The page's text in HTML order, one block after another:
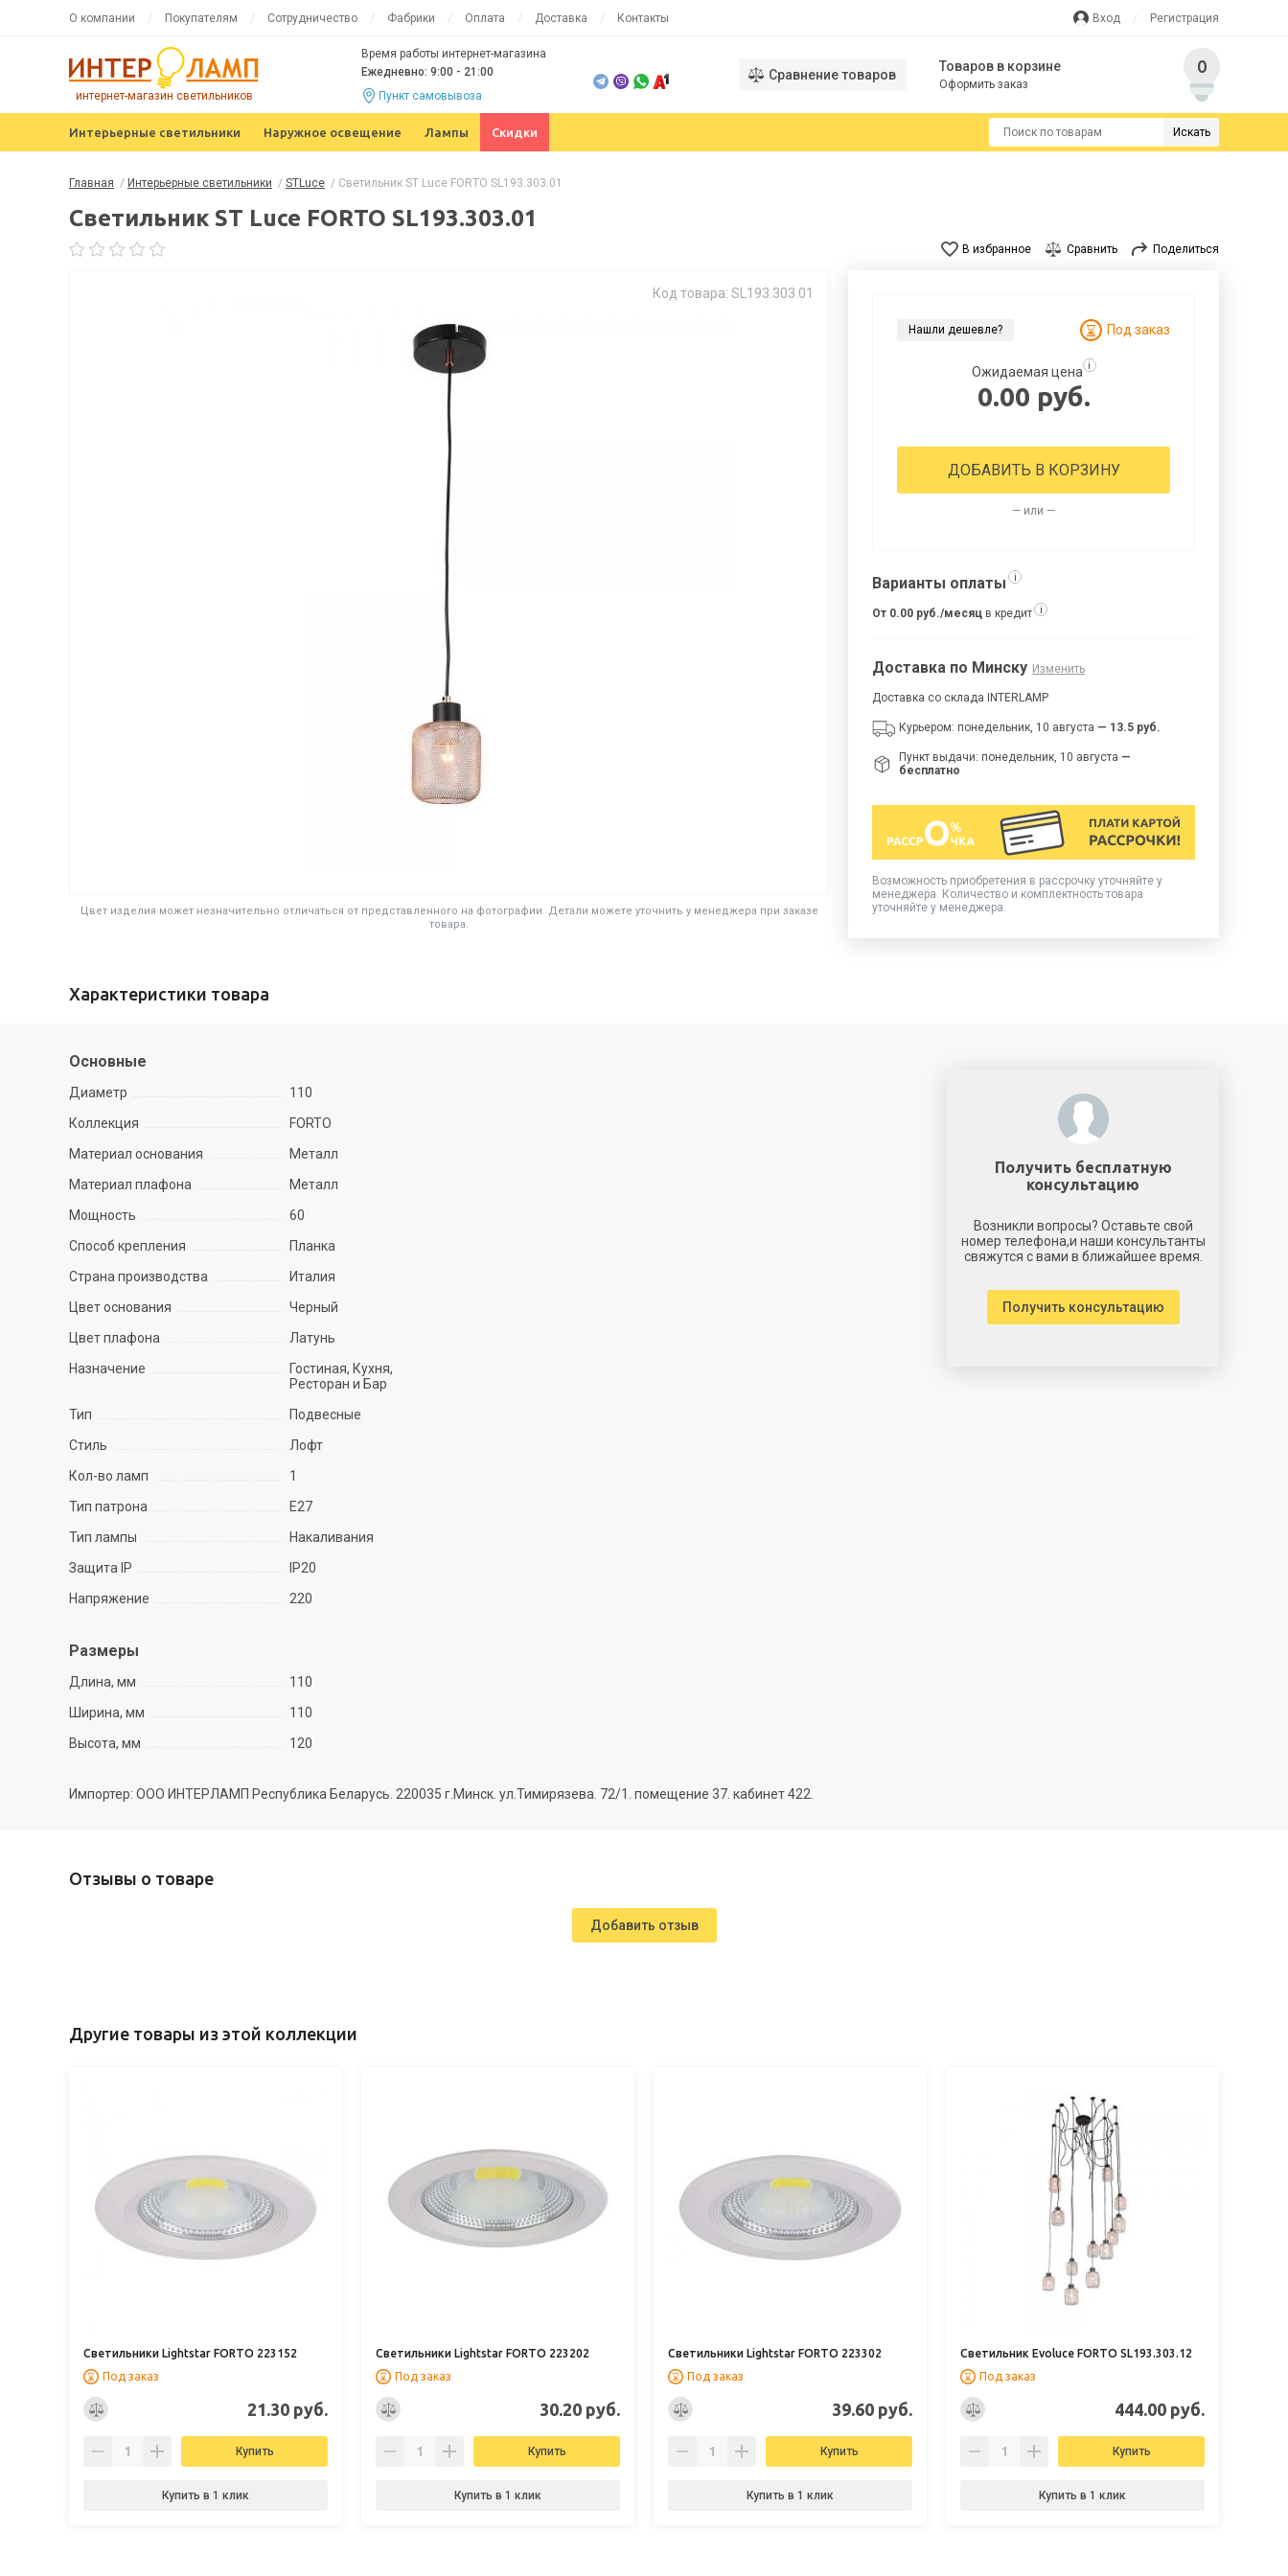
О компании Покупателям Сотрудничество Фабрики Оплата Доставка Контакты Вход Регистрация
интернет-магазин светильников
Время работы интернет-магазина
Ежедневно: 9:00 - 21:00
Пункт самовывоза
Сравнение товаров
Товаров в корзине
Оформить заказ
0
Интерьерные светильники Наружное освещение Лампы Скидки Искать
Главная / Интерьерные светильники / STLuce / Светильник ST Luce FORTO SL193.303.01
Светильник ST Luce FORTO SL193.303.01
В избранное Сравнить Поделиться
Код товара: SL193.303.01
Цвет изделия может незначительно отличаться от представленного на фотографии. Детали можете уточнить у менеджера при заказе
товара.
Нашли дешевле? Под заказ
Ожидаемая цена i
0.00 руб.
ДОБАВИТЬ В КОРЗИНУ
— или —
Варианты оплаты i
От 0.00 руб./месяц в кредит i
Доставка по Минску Изменить
Доставка со склада INTERLAMP
Курьером: понедельник, 10 августа — 13.5 руб.
Пункт выдачи: понедельник, 10 августа —
бесплатно
Возможность приобретения в рассрочку уточняйте у
менеджера. Количество и комплектность товара
уточняйте у менеджера.
Характеристики товара
Основные
Диаметр
110
Коллекция
FORTO
Материал основания
Металл
Материал плафона
Металл
Мощность
60
Способ крепления
Планка
Страна производства
Италия
Цвет основания
Черный
Цвет плафона
Латунь
Назначение
Гостиная, Кухня,
Ресторан и Бар
Тип
Подвесные
Стиль
Лофт
Кол-во ламп
1
Тип патрона
E27
Тип лампы
Накаливания
Защита IP
IP20
Напряжение
220
Размеры
Длина, мм
110
Ширина, мм
110
Высота, мм
120
Импортер: ООО ИНТЕРЛАМП Республика Беларусь. 220035 г.Минск. ул.Тимирязева. 72/1. помещение 37. кабинет 422.
Получить бесплатную
консультацию
Возникли вопросы? Оставьте свой
номер телефона,и наши консультанты
свяжутся с вами в ближайшее время.
Получить консультацию
Отзывы о товаре
Добавить отзыв
Другие товары из этой коллекции
Светильники Lightstar FORTO 223152
Под заказ
21.30 руб.
Купить
Купить в 1 клик
Светильники Lightstar FORTO 223202
Под заказ
30.20 руб.
Купить
Купить в 1 клик
Светильники Lightstar FORTO 223302
Под заказ
39.60 руб.
Купить
Купить в 1 клик
Светильник Evoluce FORTO SL193.303.12
Под заказ
444.00 руб.
Купить
Купить в 1 клик